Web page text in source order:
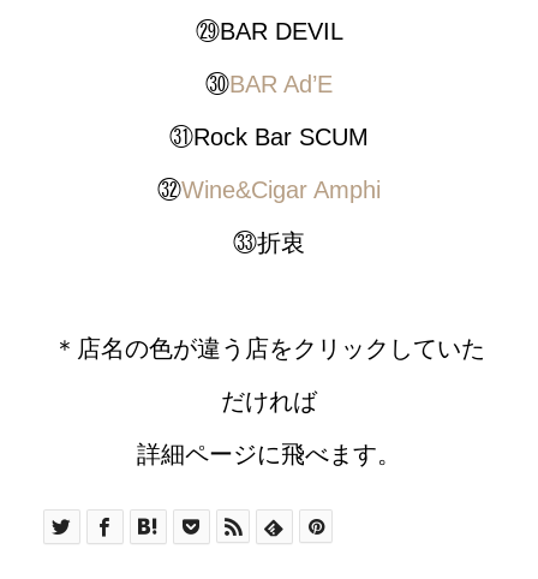
㉙BAR DEVIL
㉚BAR Ad’E
㉛Rock Bar SCUM
㉜Wine&Cigar Amphi
㉝折衷
＊店名の色が違う店をクリックしていた
だければ
詳細ページに飛べます。